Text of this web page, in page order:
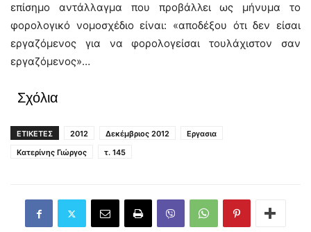
επίσημο αντάλλαγμα που προβάλλει ως μήνυμα το
φορολογικό νομοσχέδιο είναι: «αποδέξου ότι δεν είσαι
εργαζόμενος για να φορολογείσαι τουλάχιστον σαν
εργαζόμενος»…
Σχόλια
ΕΤΙΚΕΤΕΣ 2012 Δεκέμβριος 2012
Εργασια
Κατερίνης Γιώργος
τ. 145